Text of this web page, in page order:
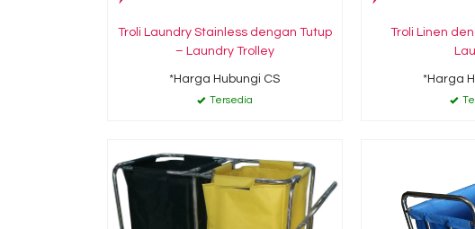
Troli Laundry Stainless dengan Tutup
– Laundry Trolley
*Harga Hubungi CS
Tersedia
Troli Linen
*Harga